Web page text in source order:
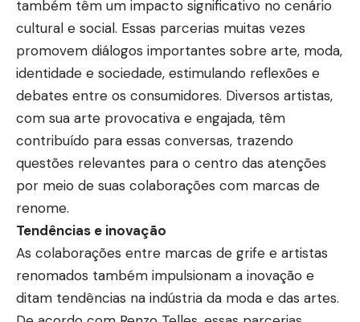
também têm um impacto significativo no cenário
cultural e social. Essas parcerias muitas vezes
promovem diálogos importantes sobre arte, moda,
identidade e sociedade, estimulando reflexões e
debates entre os consumidores. Diversos artistas,
com sua arte provocativa e engajada, têm
contribuído para essas conversas, trazendo
questões relevantes para o centro das atenções
por meio de suas colaborações com marcas de
renome.
Tendências e inovação
As colaborações entre marcas de grife e artistas
renomados também impulsionam a inovação e
ditam tendências na indústria da moda e das artes.